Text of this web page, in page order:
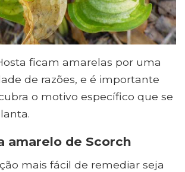
ficam amarelas por uma
de razões, e é importante
o motivo específico que se
amarelo de Scorch
mais fácil de remediar seja